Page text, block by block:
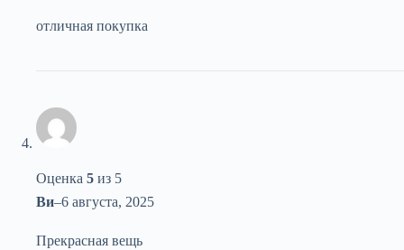
отличная покупка
Оценка 5 из 5
Ви–6 августа, 2025
Прекрасная вещь